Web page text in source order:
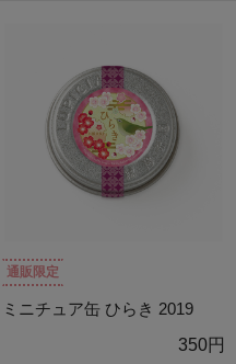
通販限定
ミニチュア缶 ひらき 2019
350円